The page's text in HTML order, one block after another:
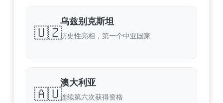
🇺🇿
乌兹别克斯坦
历史性亮相，第一个中亚国家
🇦🇺
澳大利亚
连续第六次获得资格